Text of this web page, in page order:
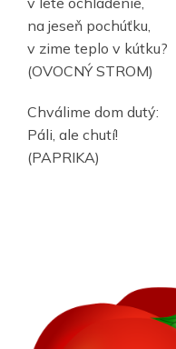
na jeseň pochúťku,
v zime teplo v kútku?
(OVOCNÝ STROM)
Chválime dom dutý:
Páli, ale chutí!
(PAPRIKA)